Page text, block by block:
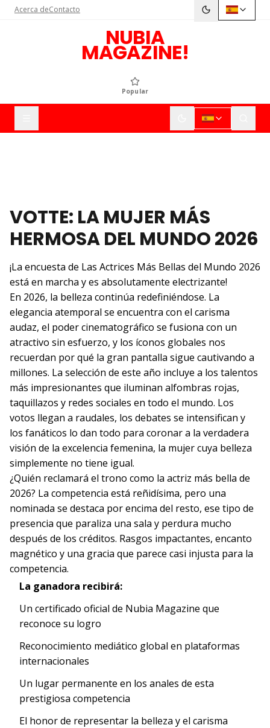
Acerca deContacto
NUBIA
MAGAZINE!
Popular
VOTTE: LA MUJER MÁS
HERMOSA DEL MUNDO 2026
¡La encuesta de Las Actrices Más Bellas del Mundo 2026
está en marcha y es absolutamente electrizante!
En 2026, la belleza continúa redefiniéndose. La
elegancia atemporal se encuentra con el carisma
audaz, el poder cinematográfico se fusiona con un
atractivo sin esfuerzo, y los íconos globales nos
recuerdan por qué la gran pantalla sigue cautivando a
millones. La selección de este año incluye a los talentos
más impresionantes que iluminan alfombras rojas,
taquillazos y redes sociales en todo el mundo. Los
votos llegan a raudales, los debates se intensifican y
los fanáticos lo dan todo para coronar a la verdadera
visión de la excelencia femenina, la mujer cuya belleza
simplemente no tiene igual.
¿Quién reclamará el trono como la actriz más bella de
2026? La competencia está reñidísima, pero una
nominada se destaca por encima del resto, ese tipo de
presencia que paraliza una sala y perdura mucho
después de los créditos. Rasgos impactantes, encanto
magnético y una gracia que parece casi injusta para la
competencia.
La ganadora recibirá:
Un certificado oficial de Nubia Magazine que
reconoce su logro
Reconocimiento mediático global en plataformas
internacionales
Un lugar permanente en los anales de esta
prestigiosa competencia
El honor de representar la belleza y el carisma